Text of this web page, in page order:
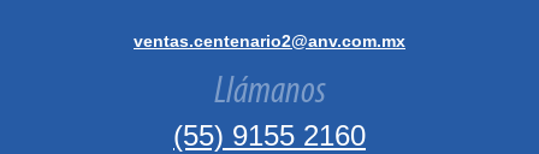
ventas.centenario2@anv.com.mx
Llámanos
(55) 9155 2160